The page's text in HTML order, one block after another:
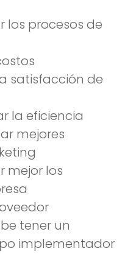
los procesos de
satisfacción de
la eficiencia
mejores
mejor los
tener un
implementador